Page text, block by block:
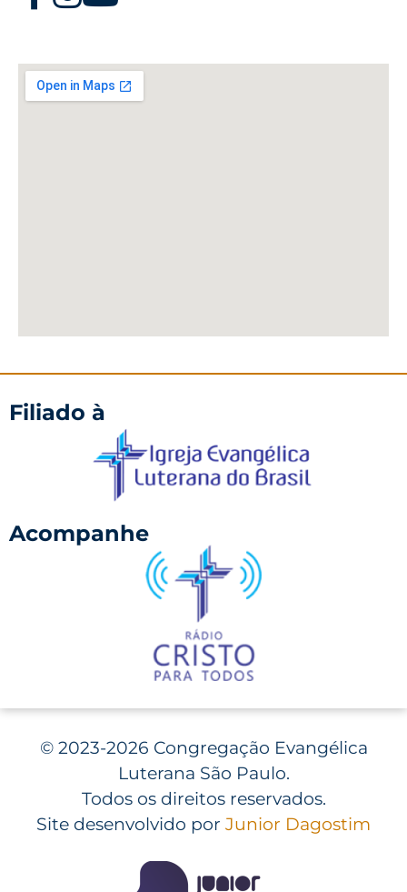
Filiado à
Acompanhe
©2023-2026 Congregação Evangélica
Luterana São Paulo.
Todos os direitos reservados.
Site desenvolvido por Junior Dagostim